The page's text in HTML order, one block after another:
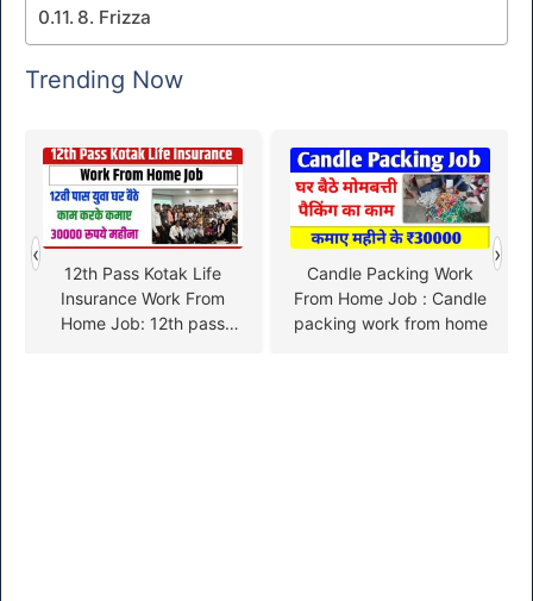
8. Frizza
Trending Now
12th Pass Kotak Life
Insurance Work From
Home Job: 12th pass
Candle Packing Work
From Home Job : Candle
packing work from home
‹ ›